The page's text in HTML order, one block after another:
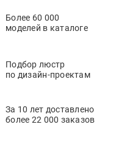
Более 60 000
моделей в каталоге
Подбор люстр
по дизайн-проектам
За 10 лет доставлено
более 22 000 заказов